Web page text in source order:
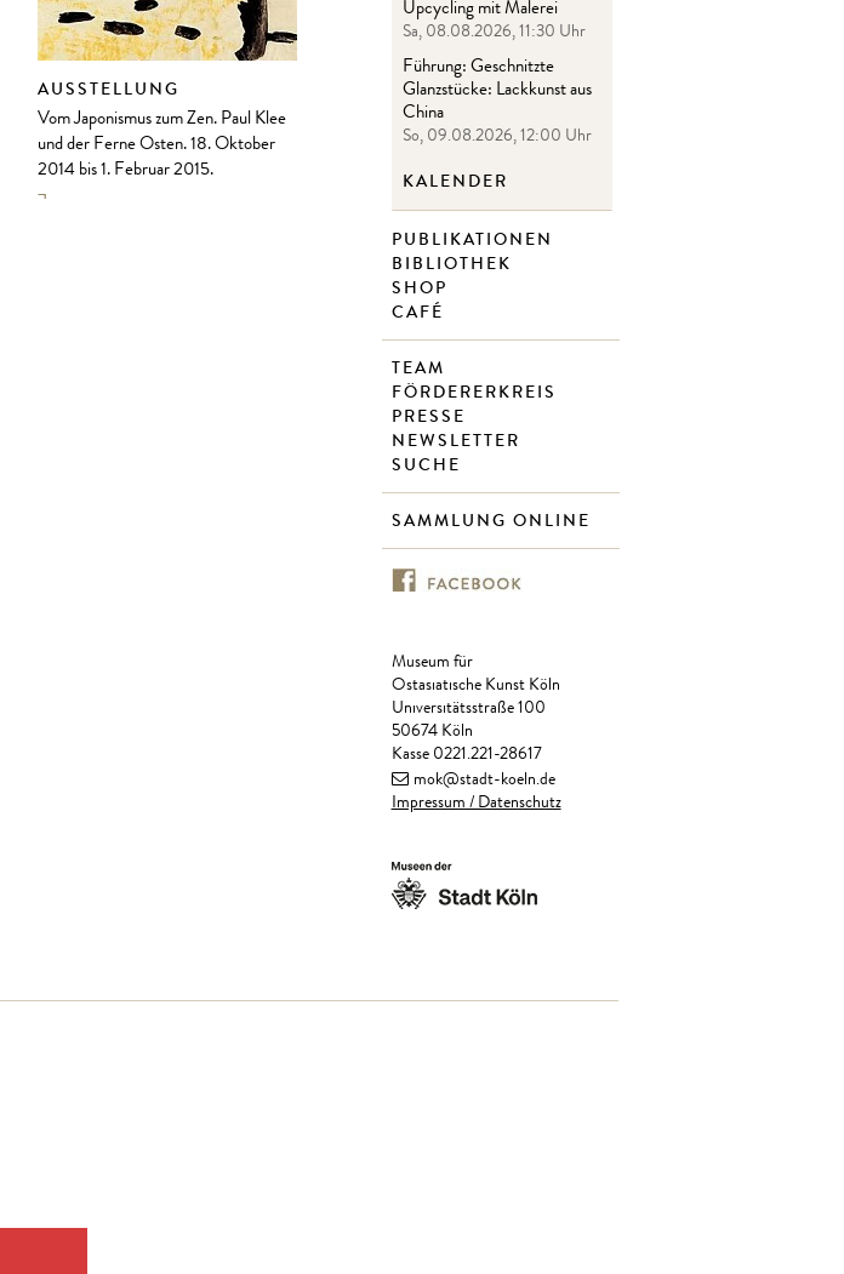
AUSSTELLUNG
Vom Japonismus zum Zen. Paul Klee
und der Ferne Osten. 18. Oktober
2014 bis 1. Februar 2015.
Upcycling mit Malerei
Sa, 08.08.2026, 11:30 Uhr
Führung: Geschnitzte
Glanzstücke: Lackkunst aus
China
So, 09.08.2026, 12:00 Uhr
KALENDER
PUBLIKATIONEN
BIBLIOTHEK
SHOP
CAFÉ
TEAM
FÖRDERERKREIS
PRESSE
NEWSLETTER
SUCHE
SAMMLUNG ONLINE
Museum für
Ostasiatische Kunst Köln
Universitätsstraße 100
50674 Köln
Kasse 0221.221-28617
mok@stadt-koeln.de
Impressum / Datenschutz